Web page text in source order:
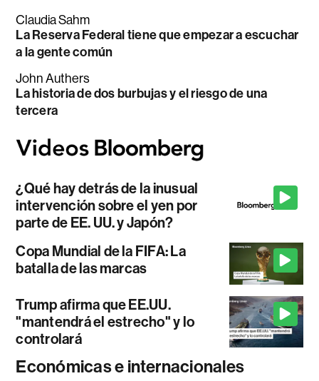
Claudia Sahm
La Reserva Federal tiene que empezar a escuchar
a la gente común
John Authers
La historia de dos burbujas y el riesgo de una
tercera
¿Qué hay detrás de la inusual
intervención sobre el yen por
parte de EE. UU. y Japón?
Copa Mundial de la FIFA: La
batalla de las marcas
Trump afirma que EE.UU.
"mantendrá el estrecho" y lo
controlará
Económicas e internacionales